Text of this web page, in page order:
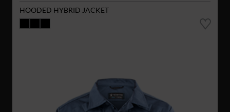
HOODED HYBRID JACKET